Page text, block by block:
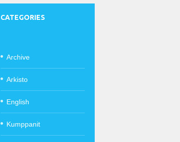
CATEGORIES
Archive
Arkisto
English
Kumppanit